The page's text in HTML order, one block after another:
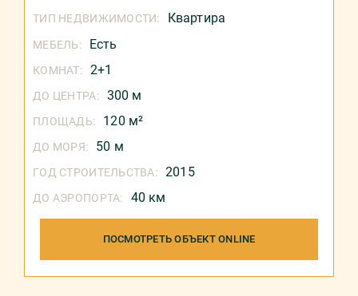
ТИП НЕДВИЖИМОСТИ: Квартира
МЕБЕЛЬ: Есть
КОМНАТ: 2+1
ДО ЦЕНТРА: 300 м
ПЛОЩАДЬ: 120 м²
ДО МОРЯ: 50 м
ГОД СТРОИТЕЛЬСТВА: 2015
ДО АЭРОПОРТА: 40 км
ПОСМОТРЕТЬ ОБЪЕКТ ONLINE